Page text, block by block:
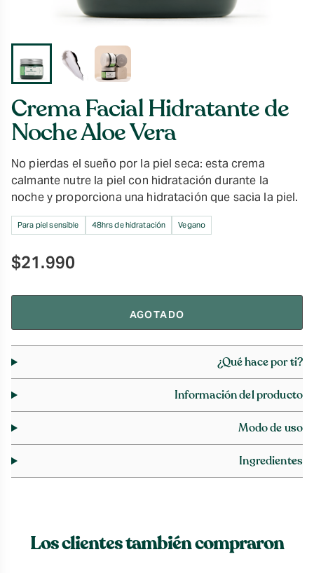
Crema Facial Hidratante de
Noche Aloe Vera
No pierdas el sueño por la piel seca: esta crema
calmante nutre la piel con hidratación durante la
noche y proporciona una hidratación que sacia la piel.
Para piel sensible 48hrs de hidratación Vegano
$21.990
AGOTADO
¿Qué hace por ti?
Información del producto
Modo de uso
Ingredientes
Los clientes también compraron